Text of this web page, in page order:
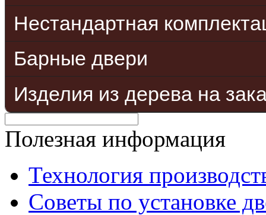
Нестандартная
Барные двери
Изделия из дерева на
Полезная информация
Технология
Советы по установке